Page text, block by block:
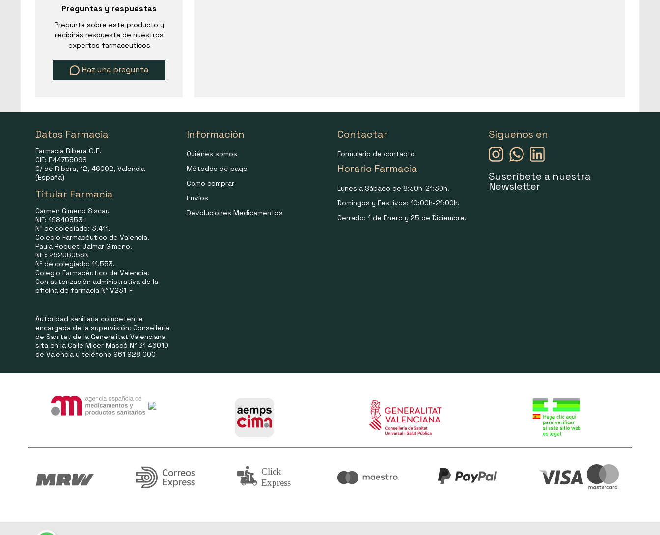
Preguntas y respuestas
Pregunta sobre este producto y
recibirás respuesta de nuestros
expertos farmaceuticos
Haz una pregunta
Datos Farmacia
Farmacia Ribera O.E.
CIF: E44755098
C/ de Ribera, 12, 46002, Valencia
(España)
Titular Farmacia
Carmen Gimeno Siscar.
NIF: 19840853H
Nº de colegiado: 3.411.
Colegio Farmacéutico de Valencia.
Paula Roquet-Jalmar Gimeno.
NIF: 29206056N
Nº de colegiado: 11.553.
Colegio Farmacéutico de Valencia.
Con autorización administrativa de la
oficina de farmacia N° V231-F
Autoridad sanitaria competente
encargada de la supervisión: Consellería
de Sanitat de la Generalitat Valenciana
sita en la Calle Micer Mascó N° 31 46010
de Valencia y teléfono 961 928 000
Información
Quiénes somos
Métodos de pago
Como comprar
Envíos
Devoluciones Medicamentos
Contactar
Formulario de contacto
Horario Farmacia
Lunes a Sábado de 8:30h-21:30h.
Domingos y Festivos: 10:00h-21:00h.
Cerrado: 1 de Enero y 25 de Diciembre.
Síguenos en
Suscríbete a nuestra
Newsletter